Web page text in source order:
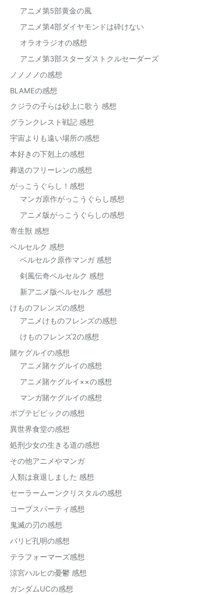
アニメ第5部黄金の風
アニメ第4部ダイヤモンドは砕けない
オラオラジオの感想
アニメ第3部スターダストクルセーダーズ
ノノノノの感想
BLAMEの感想
クジラの子らは砂上に歌う 感想
グランクレスト戦記 感想
宇宙よりも遠い場所の感想
本好きの下剋上の感想
葬送のフリーレンの感想
がっこうぐらし！感想
マンガ原作がっこうぐらし感想
アニメ版がっこうぐらしの感想
寄生獣 感想
ベルセルク 感想
ベルセルク原作マンガ 感想
剣風伝奇ベルセルク 感想
新アニメ版ベルセルク 感想
けものフレンズの感想
アニメけものフレンズの感想
けものフレンズ2の感想
賭ケグルイの感想
アニメ賭ケグルイの感想
アニメ賭ケグルイ××の感想
マンガ賭ケグルイの感想
ポプテピピックの感想
異世界食堂の感想
処刑少女の生きる道の感想
その他アニメやマンガ
人類は衰退しました 感想
セーラームーンクリスタルの感想
コープスパーティ感想
鬼滅の刃の感想
パリピ孔明の感想
テラフォーマーズ感想
涼宮ハルヒの憂鬱 感想
ガンダムUCの感想